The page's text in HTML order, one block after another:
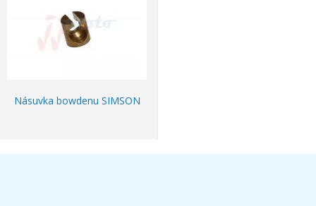
Násuvka bowdenu SIMSON